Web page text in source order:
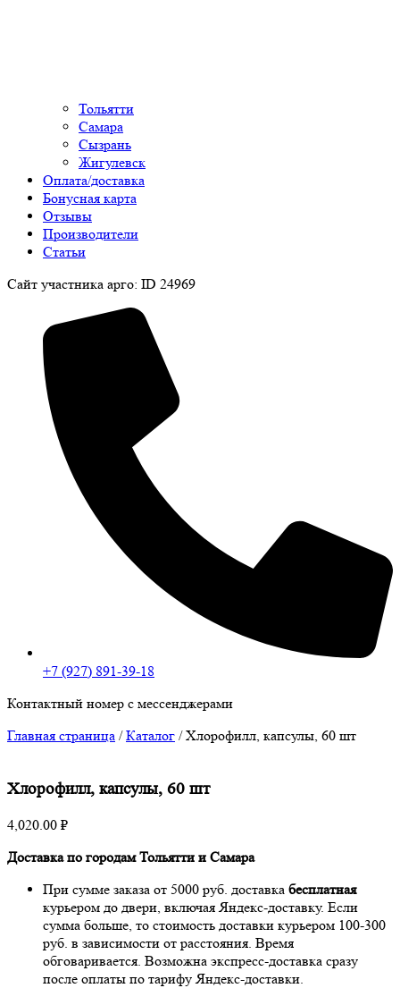
Тольятти
Самара
Сызрань
Жигулевск
Оплата/доставка
Бонусная карта
Отзывы
Производители
Статьи
Сайт участника арго: ID 24969
+7 (927) 891-39-18
Контактный номер с мессенджерами
Главная страница /Каталог /Хлорофилл, капсулы, 60 шт
Хлорофилл, капсулы, 60 шт
4,020.00 ₽
Доставка по городам Тольятти и Самара
При сумме заказа от 5000 руб. доставка бесплатная
курьером до двери, включая Яндекс-доставку. Если
сумма больше, то стоимость доставки курьером 100-300
руб. в зависимости от расстояния. Время
обговаривается. Возможна экспресс-доставка сразу
после оплаты по тарифу Яндекс-доставки.